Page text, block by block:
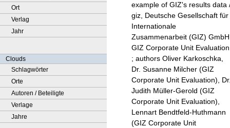
Ort
Verlag
Jahr
Clouds
Schlagwörter
Orte
Autoren / Beteiligte
Verlage
Jahre
example of GIZ's results data
giz, Deutsche Gesellschaft für
Internationale
Zusammenarbeit (GIZ)
GIZ Corporate Unit Evaluation
; authors Oliver Karkoschka,
Dr. Susanne Milcher (GIZ
Corporate Unit Evaluation),
Judith Müller-Gerold (GIZ
Corporate Unit Evaluation),
Lennart Bendtfeld-Huthmann
(GIZ Corporate Unit